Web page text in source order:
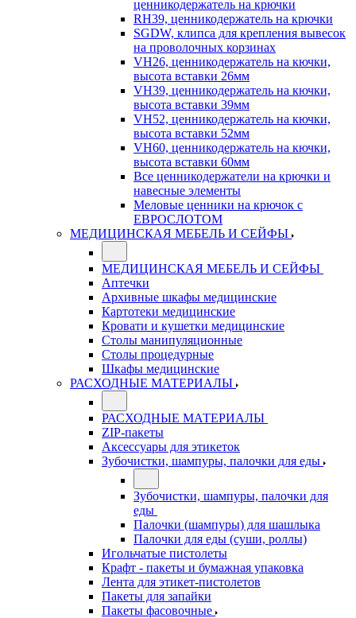
ценникодержатель на крючки
RH39, ценникодержатель на крючки
SGDW, клипса для крепления вывесок
на проволочных корзинах
VH26, ценникодержатель на кючки,
высота вставки 26мм
VH39, ценникодержатель на кючки,
высота вставки 39мм
VH52, ценникодержатель на кючки,
высота вставки 52мм
VH60, ценникодержатель на кючки,
высота вставки 60мм
Все ценникодержатели на крючки и
навесные элементы
Меловые ценники на крючок с
ЕВРОСЛОТОМ
МЕДИЦИНСКАЯ МЕБЕЛЬ И СЕЙФЫ
МЕДИЦИНСКАЯ МЕБЕЛЬ И СЕЙФЫ
Аптечки
Архивные шкафы медицинские
Картотеки медицинские
Кровати и кушетки медицинские
Столы манипуляционные
Столы процедурные
Шкафы медицинские
РАСХОДНЫЕ МАТЕРИАЛЫ
РАСХОДНЫЕ МАТЕРИАЛЫ
ZIP-пакеты
Аксессуары для этикеток
Зубочистки, шампуры, палочки для еды
Зубочистки, шампуры, палочки для
еды
Палочки (шампуры) для шашлыка
Палочки для еды (суши, роллы)
Игольчатые пистолеты
Крафт - пакеты и бумажная упаковка
Лента для этикет-пистолетов
Пакеты для запайки
Пакеты фасовочные